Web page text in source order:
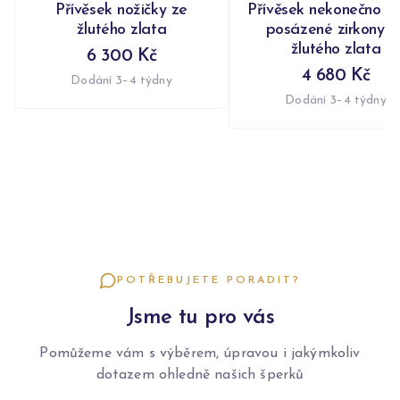
Přívěsek nožičky ze
žlutého zlata
6 300 Kč
Dodání 3–4 týdny
Přívěsek nekonečno
posázené zirkony
žlutého zlata
4 680 Kč
Dodání 3–4 týdny
POTŘEBUJETE PORADIT?
Jsme tu pro vás
Pomůžeme vám s výběrem, úpravou i jakýmkoliv
dotazem ohledně našich šperků